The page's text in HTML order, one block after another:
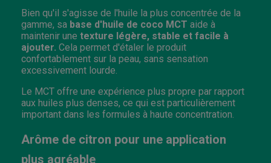
Bien qu'il s'agisse de l'huile la plus concentrée de la
gamme, sa base d'huile de coco MCT aide à
maintenir une texture légère, stable et facile à
ajouter. Cela permet d'étaler le produit
confortablement sur la peau, sans sensation
excessivement lourde.
Le MCT offre une expérience plus propre par rapport
aux huiles plus denses, ce qui est particulièrement
important dans les formules à haute concentration.
Arôme de citron pour une application
plus agréable